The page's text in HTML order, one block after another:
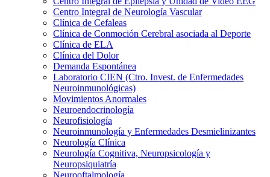
Centro Integral de Neurología Vascular
Clínica de Cefaleas
Clínica de Conmoción Cerebral asociada al Deporte
Clínica de ELA
Clínica del Dolor
Demanda Espontánea
Laboratorio CIEN (Ctro. Invest. de Enfermedades
Neuroinmunológicas)
Movimientos Anormales
Neuroendocrinología
Neurofisiología
Neuroinmunología y Enfermedades Desmielinizantes
Neurología Clínica
Neurología Cognitiva, Neuropsicología y
Neuropsiquiatría
Neurooftalmología